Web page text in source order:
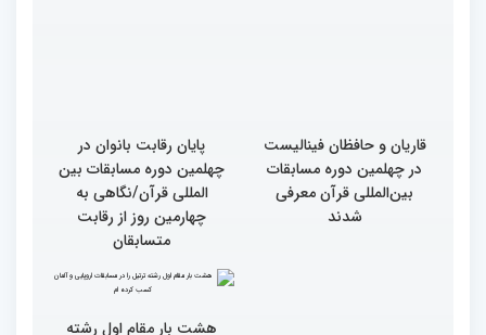
قاریان و حافظان فینالیست‌
پایان رقابت بانوان در
چهلمین دوره مسابقات بین
المللی قرآن/نگاهی به
چهارمین روز از رقابت
متسابقان